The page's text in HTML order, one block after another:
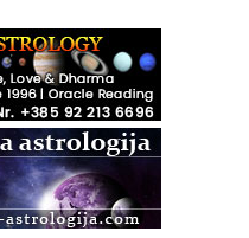
i Online
pranom (Basic Pranic